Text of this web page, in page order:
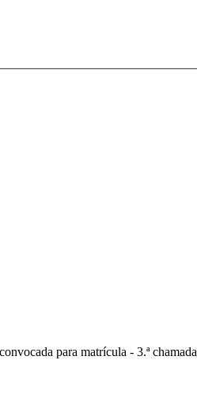
para matrícula - 3.ª chamada